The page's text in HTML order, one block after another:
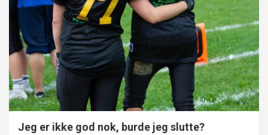
Jeg er ikke god nok, burde jeg slutte?